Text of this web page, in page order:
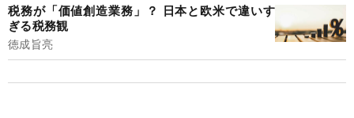
税務が「価値創造業務」？ 日本と欧米で違いす
ぎる税務観
徳成旨亮